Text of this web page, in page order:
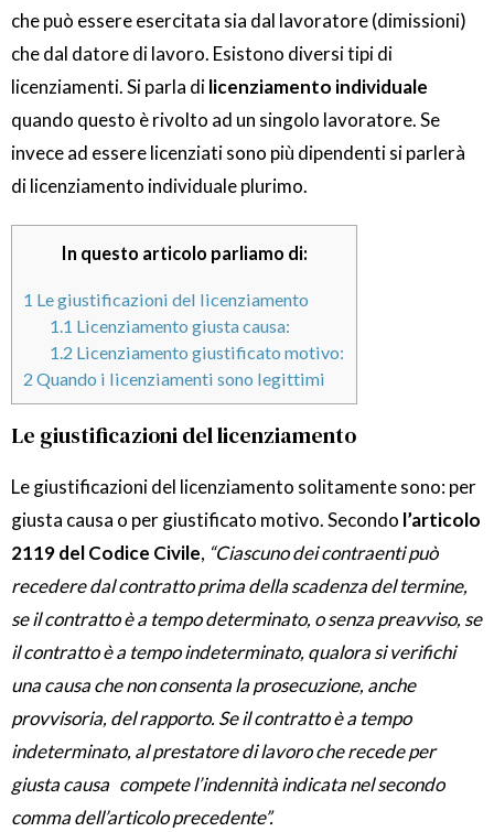
che può essere esercitata sia dal lavoratore (dimissioni)
che dal datore di lavoro. Esistono diversi tipi di
licenziamenti. Si parla dilicenziamento individuale
quando questo è rivolto ad un singolo lavoratore. Se
invece ad essere licenziati sono più dipendenti si parlerà
di licenziamento individuale plurimo.
In questo articolo parliamo di:
1 Le giustificazioni del licenziamento
1.1 Licenziamento giusta causa:
1.2 Licenziamento giustificato motivo:
2 Quando i licenziamenti sono legittimi
Le giustificazioni del licenziamento
Le giustificazioni del licenziamento solitamente sono: per
giusta causa o per giustificato motivo. Secondo l’articolo
2119 del Codice Civile, “Ciascuno dei contraenti può
recedere dal contratto prima della scadenza del termine,
se il contratto è a tempo determinato, o senza preavviso, se
il contratto è a tempo indeterminato, qualora si verifichi
una causa che non consenta la prosecuzione, anche
provvisoria, del rapporto. Se il contratto è a tempo
indeterminato, al prestatore di lavoro che recede per
giusta causa compete l’indennità indicata nel secondo
comma dell’articolo precedente”.